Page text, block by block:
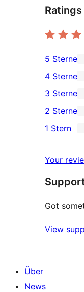
Ratings
5
5-
Sterne-
5 Sterne
4-
Sterne-
4 Sterne
0
3-
Sterne-
3 Sterne
2-
2 Sterne
Sterne-
1 Stern
Your
Got
View
Über
News